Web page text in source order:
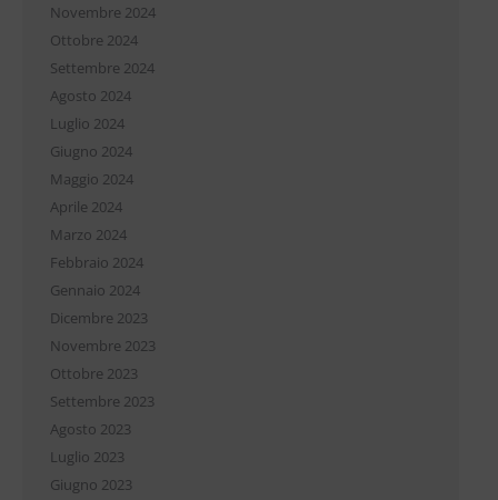
Novembre 2024
Ottobre 2024
Settembre 2024
Agosto 2024
Luglio 2024
Giugno 2024
Maggio 2024
Aprile 2024
Marzo 2024
Febbraio 2024
Gennaio 2024
Dicembre 2023
Novembre 2023
Ottobre 2023
Settembre 2023
Agosto 2023
Luglio 2023
Giugno 2023